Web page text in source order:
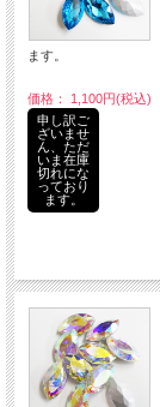
ます。
価格： 1,100円(税込)
申し訳ご
ざいませ
ん、ただ
いま在庫
切れにな
っており
ます。